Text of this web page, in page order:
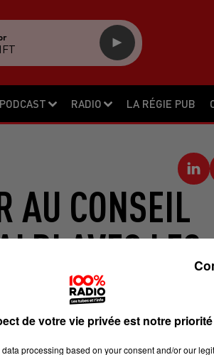
PODCAST RADIO LA RÉGIE PUB
AU CONSEIL
AVEC LES
DE SIVENS.
du Tarn à Albi. Les
de votre vie privée est notre priorité
processing based on your consent and/or our